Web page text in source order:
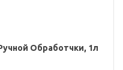
Обработчки, 1л